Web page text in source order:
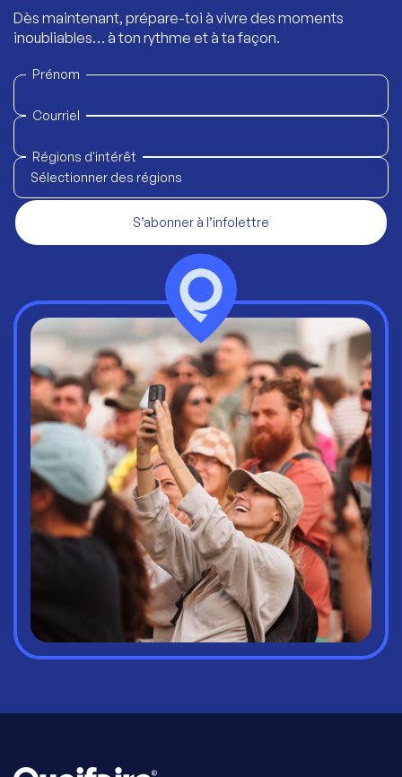
Dès maintenant, prépare-toi à vivre des moments
inoubliables… à ton rythme et à ta façon.
Prénom
Courriel
Régions d'intérêt
Sélectionner des régions
S’abonner à l’infolettre